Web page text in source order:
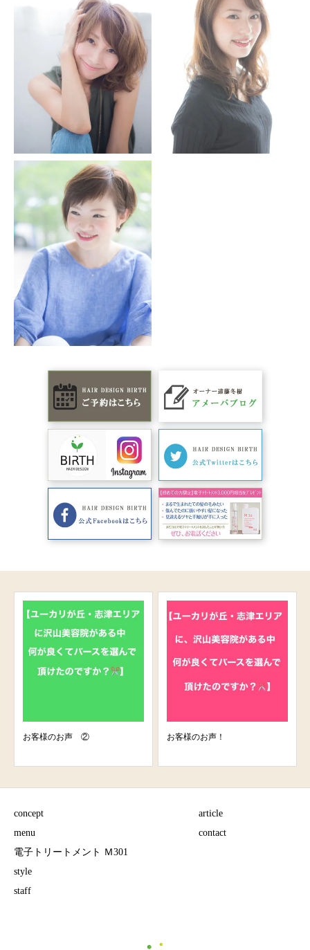
お客様のお声 ② お客様のお声！
concept
menu
電子トリートメント Ｍ301
style
staff
article
contact